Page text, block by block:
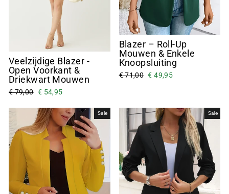
Veelzijdige Blazer -
Open Voorkant &
Driekwart Mouwen
€ 79,00 € 54,95
Blazer – Roll-Up
Mouwen & Enkele
Knoopsluiting
€ 71,00 € 49,95
Sale Sale